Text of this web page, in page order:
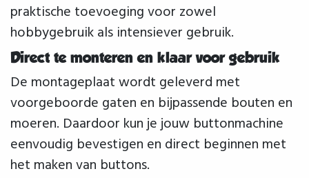
praktische toevoeging voor zowel
hobbygebruik als intensiever gebruik.
Direct te monteren en klaar voor gebruik
De montageplaat wordt geleverd met
voorgeboorde gaten en bijpassende bouten en
moeren. Daardoor kun je jouw buttonmachine
eenvoudig bevestigen en direct beginnen met
het maken van buttons.